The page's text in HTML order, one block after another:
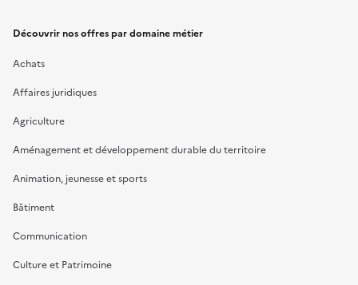
Découvrir nos offres par domaine métier
Achats
Affaires juridiques
Agriculture
Aménagement et développement durable du territoire
Animation, jeunesse et sports
Bâtiment
Communication
Culture et Patrimoine